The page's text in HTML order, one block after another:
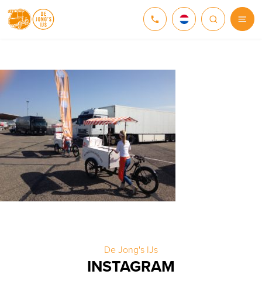
NEDERLANDS
ENGLISH
De Jong's IJs
INSTAGRAM